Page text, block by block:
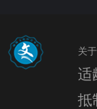
关
适
抵